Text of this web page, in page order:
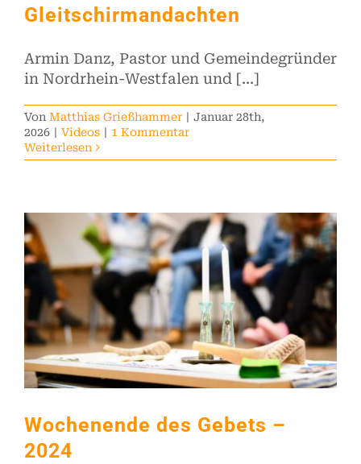
Kontakt
Gleitschirmandachten
Armin Danz, Pastor und Gemeindegründer
in Nordrhein-Westfalen und [...]
Von Matthias Grießhammer | Januar 28th,
2026 | Videos | 1 Kommentar
Weiterlesen
Wochenende des Gebets –
2024